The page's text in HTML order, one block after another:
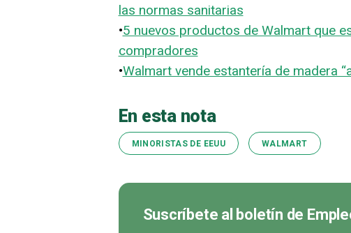
las normas sanitarias
•5 nuevos productos de Walmart que
compradores
•Walmart vende estantería de madera
En esta nota
MINORISTAS DE EEUU WALMART
Suscríbete al boletín de